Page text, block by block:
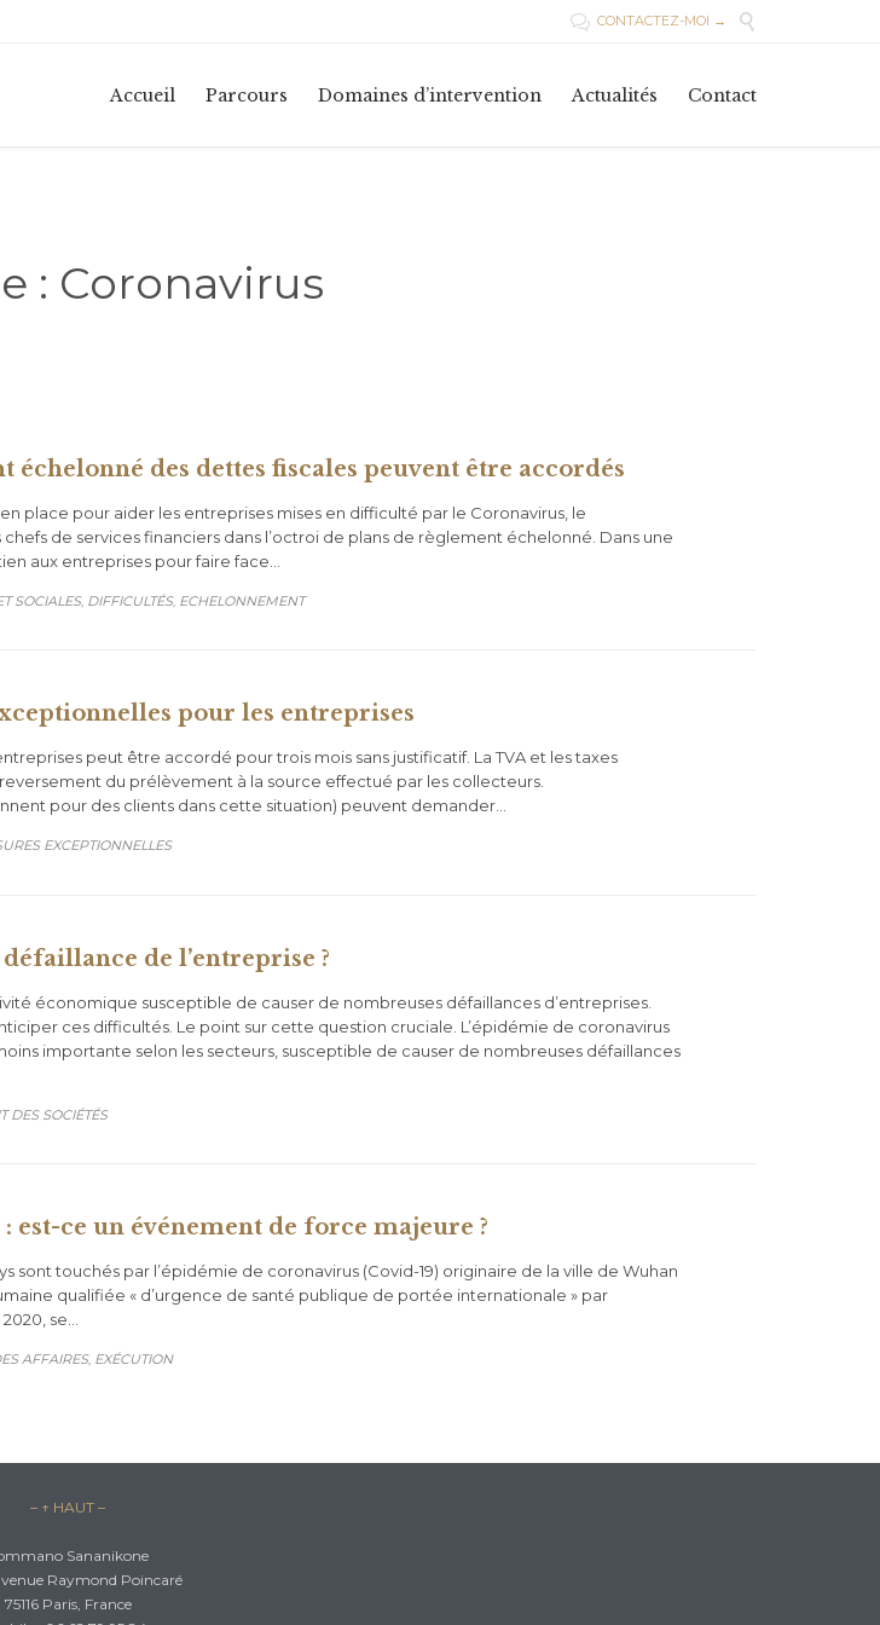
 CONTACTEZ-MOI → 
Accueil Parcours Domaines d’intervention Actualités Contact
: Coronavirus
des dettes fiscales peuvent être accordés
place pour aider les entreprises mises en difficulté par le Coronavirus, le
de services financiers dans l’octroi de plans de règlement échelonné. Dans une
aux entreprises pour faire face…
SOCIALES, DIFFICULTÉS, ECHELONNEMENT
pour les entreprises
peut être accordé pour trois mois sans justificatif. La TVA et les taxes
du prélèvement à la source effectué par les collecteurs.
pour des clients dans cette situation) peuvent demander…
EXCEPTIONNELLES
de l’entreprise ?
économique susceptible de causer de nombreuses défaillances d’entreprises.
ces difficultés. Le point sur cette question cruciale. L’épidémie de coronavirus
importante selon les secteurs, susceptible de causer de nombreuses défaillances
DES SOCIÉTÉS
ce un événement de force majeure ?
sont touchés par l’épidémie de coronavirus (Covid-19) originaire de la ville de Wuhan
qualifiée « d’urgence de santé publique de portée internationale » par
se…
AFFAIRES, EXÉCUTION
– ↑ HAUT –
Sananikone
Raymond Poincaré
75116 Paris, France